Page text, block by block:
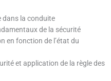
dans la conduite
de la sécurité
en fonction de l’état du
et application de la règle des